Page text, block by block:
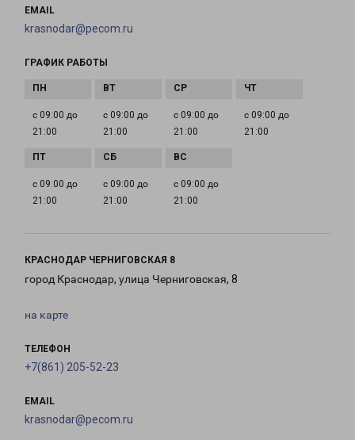
EMAIL
krasnodar@pecom.ru
ГРАФИК РАБОТЫ
с 09:00 до
21:00
с 09:00 до
21:00
с 09:00 до
21:00
с 09:00 до
21:00
с 09:00 до
21:00
с 09:00 до
21:00
с 09:00 до
21:00
КРАСНОДАР ЧЕРНИГОВСКАЯ 8
город Краснодар, улица Черниговская, 8
на карте
ТЕЛЕФОН
+7(861) 205-52-23
EMAIL
krasnodar@pecom.ru